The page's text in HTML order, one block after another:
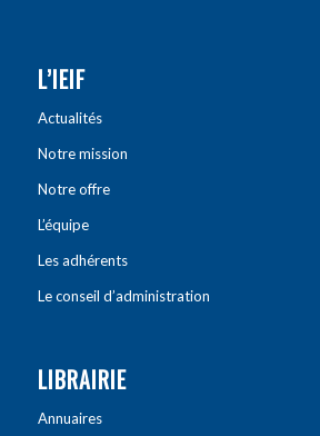
L’IEIF
Actualités
Notre mission
Notre offre
L’équipe
Les adhérents
Le conseil d’administration
LIBRAIRIE
Annuaires